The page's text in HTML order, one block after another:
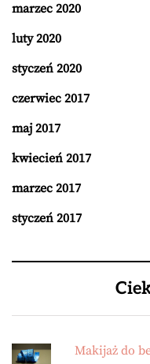
marzec 2020
luty 2020
styczeń 2020
czerwiec 2017
maj 2017
kwiecień 2017
marzec 2017
styczeń 2017
Makijaż do